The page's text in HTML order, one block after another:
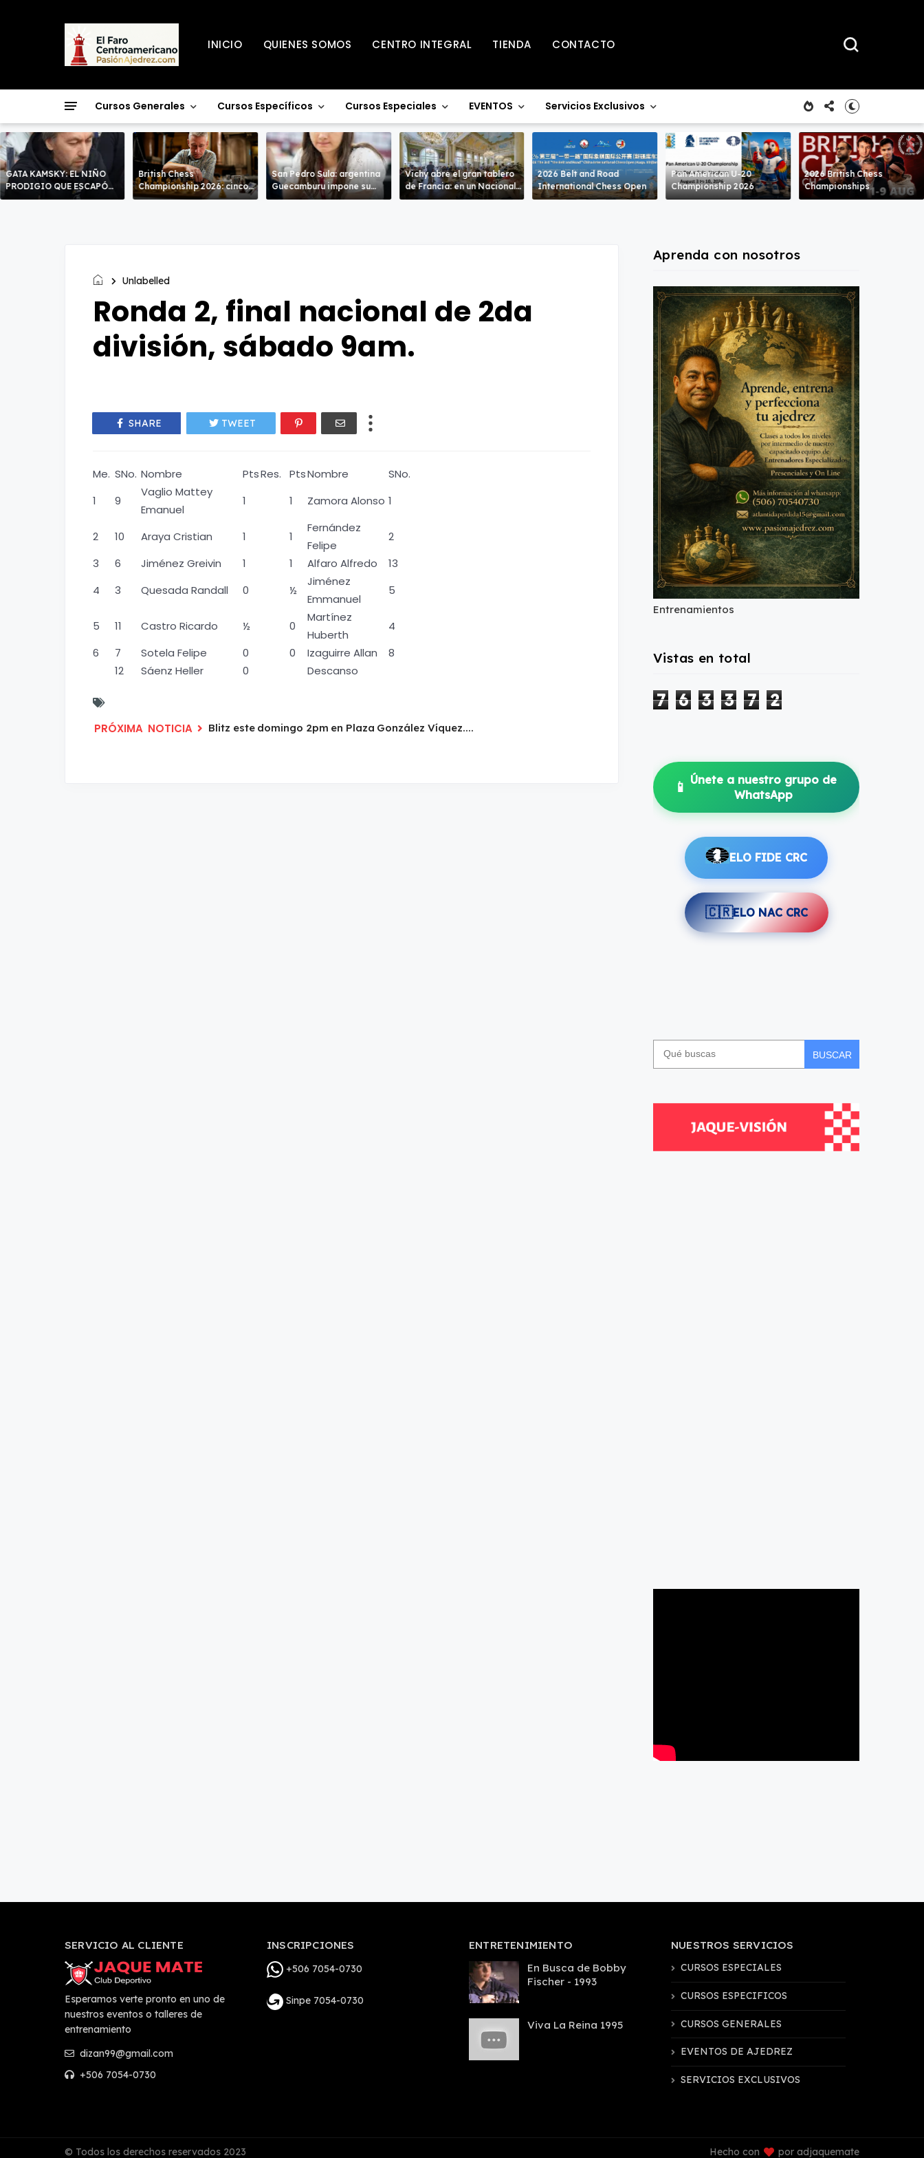
INICIO QUIENES SOMOS CENTRO INTEGRAL TIENDA CONTACTO
Cursos Generales Cursos Específicos Cursos Especiales EVENTOS Servicios Exclusivos
GATA KAMSKY: EL NIÑO
PRODIGIO QUE ESCAPÓ
DOS VECES!
British Chess
Championship 2026: cinco
líderes entran en la recta
San Pedro Sula: argentina
Guecamburu impone su
poderío.
Vichy abre el gran tablero
de Francia: en un Nacional
de alto nivel
2026 Belt and Road
International Chess Open
Pan American U-20
Championship 2026
2026 British Chess
Championships
Unlabelled
Ronda 2, final nacional de 2da
división, sábado 9am.
SHARE TWEET
Me. SNo. Nombre PtsRes. PtsNombre
SNo.
1
9
Vaglio Mattey
Emanuel
1 1 Zamora Alonso 1
2 10 Araya Cristian 1 1
Fernández
Felipe
2
3
6 Jiménez Greivin 1 1 Alfaro Alfredo
13
4
3 Quesada Randall 0 ½
Jiménez
Emmanuel
5
5 11 Castro Ricardo ½ 0
Martínez
Huberth
4
6
7 Sotela Felipe 0 0 Izaguirre Allan
8
12
Sáenz Heller 0 Descanso
Blitz este domingo 2pm en Plaza González Víquez....
Aprenda con nosotros
Entrenamientos
Vistas en total
7 6 3 3 7 2
📱 Únete a nuestro grupo de
WhatsApp
ELO FIDE CRC
🇨🇷ELO NAC CRC
BUSCAR
SERVICIO AL CLIENTE
Esperamos verte pronto en uno de
nuestros eventos o talleres de
entrenamiento
dizan99@gmail.com
+506 7054-0730
INSCRIPCIONES
+506 7054-0730
Sinpe 7054-0730
ENTRETENIMIENTO
En Busca de Bobby
Fischer - 1993
Viva La Reina 1995
NUESTROS SERVICIOS
CURSOS ESPECIALES
CURSOS ESPECIFICOS
CURSOS GENERALES
EVENTOS DE AJEDREZ
SERVICIOS EXCLUSIVOS
© Todos los derechos reservados 2023 Hecho con por adjaquemate